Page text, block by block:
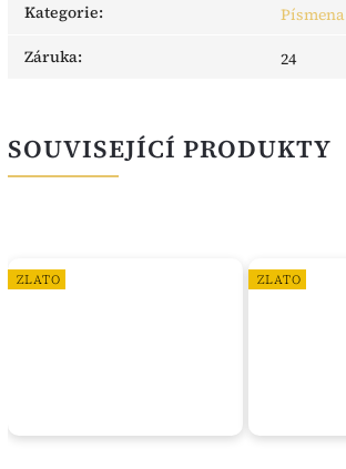
Kategorie:
Písmena
Záruka: 24
SOUVISEJÍCÍ PRODUKTY
ZLATO ZLATO